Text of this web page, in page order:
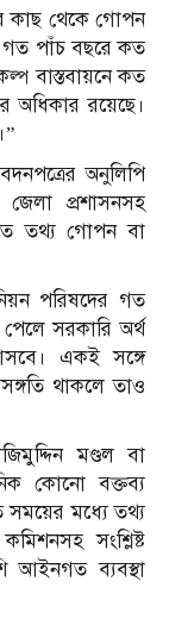
কাছ থেকে গোপন
গত পাঁচ বছরে কত
বাস্তবায়নে কত
রয়েছে।
অনুলিপি
প্রশাসনসহ
তথ্য গোপন বা
পরিষদের গত
সরকারি অর্থ
একই সঙ্গে
থাকলে তাও
মণ্ডল বা
কোনো বক্তব্য
সময়ের মধ্যে তথ্য
সংশ্লিষ্ট
আইনগত ব্যবস্থা